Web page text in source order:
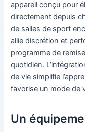
appareil conçu pour
directement depuis
de salles de sport
allie discrétion et
programme de
quotidien.
de vie simplifie
favorise un mode de
Un